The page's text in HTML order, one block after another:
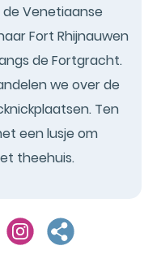
Venetiaanse
Fort Rhijnauwen
de Fortgracht.
we over de
Ten
een lusje om
theehuis.